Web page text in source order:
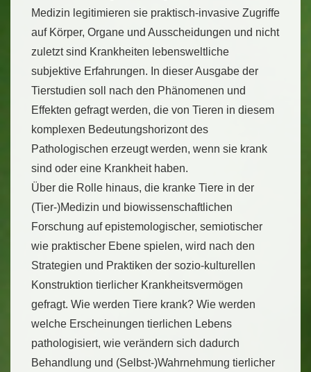
Medizin legitimieren sie praktisch-invasive Zugriffe
auf Körper, Organe und Ausscheidungen und nicht
zuletzt sind Krankheiten lebensweltliche
subjektive Erfahrungen. In dieser Ausgabe der
Tierstudien soll nach den Phänomenen und
Effekten gefragt werden, die von Tieren in diesem
komplexen Bedeutungshorizont des
Pathologischen erzeugt werden, wenn sie krank
sind oder eine Krankheit haben.
Über die Rolle hinaus, die kranke Tiere in der
(Tier-)Medizin und biowissenschaftlichen
Forschung auf epistemologischer, semiotischer
wie praktischer Ebene spielen, wird nach den
Strategien und Praktiken der sozio-kulturellen
Konstruktion tierlicher Krankheitsvermögen
gefragt. Wie werden Tiere krank? Wie werden
welche Erscheinungen tierlichen Lebens
pathologisiert, wie verändern sich dadurch
Behandlung und (Selbst-)Wahrnehmung tierlicher